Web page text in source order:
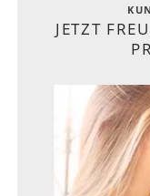
JETZT